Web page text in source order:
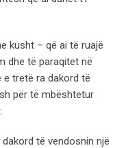
kusht – që ai të ruajë
dhe të paraqitet në
e tretë ra dakord të
për të mbështetur
të vendosnin një